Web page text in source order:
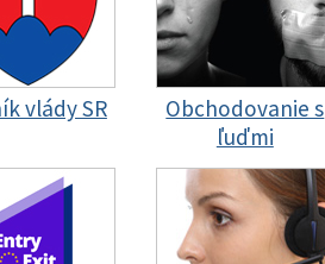
vlády SR
Obchodovanie s
ľuďmi